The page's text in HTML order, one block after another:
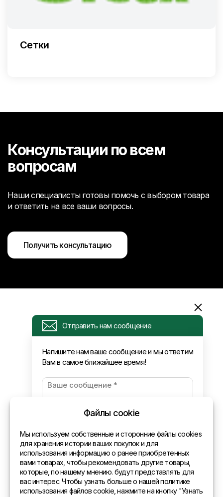
Сетки
Консультации по всем
вопросам
Наши специалисты готовы помочь с выбором товара
и ответить на все ваши вопросы.
Получить консультацию
Отправить нам сообщение
Напишите нам ваше сообщение и мы ответим
Вам в самое ближайшее время!
Информация
Запрос
Оплата и доставка
Политика конфиденциальности
Контакты
Общая информация
Представительства в мире
Файлы cookie
Мы используем собственные и сторонние файлы cookies
для хранения истории ваших покупок и для
использования информацию о ранее приобретенных
вами товарах, чтобы рекомендовать другие товары,
которые, по нашему мнению. будут представлять для
вас интерес. Чтобы узнать больше о нашей политике
использования файлов cookie, нажмите на кнопку "Узнать